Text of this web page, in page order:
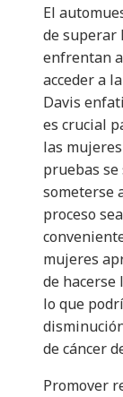
El
de superar
enfrentan
acceder a
Davis
es crucial
las
pruebas
someterse
proceso
mujeres
de hacerse
lo que
de cáncer
Promover